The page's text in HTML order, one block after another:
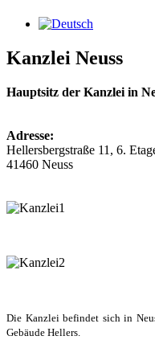
Kanzlei Neuss
Hauptsitz der Kanzlei in
Adresse:
Hellersbergstraße 11, 6.
41460 Neuss
Die Kanzlei befindet sich in
Gebäude Hellers.